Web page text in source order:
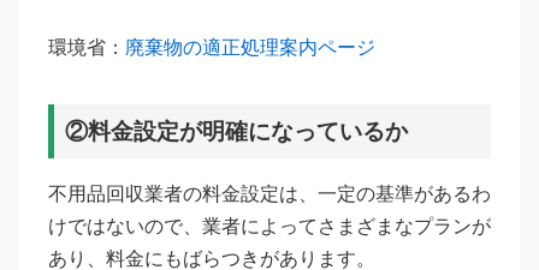
環境省： 廃棄物の適正処理案内ページ
②料金設定が明確になっているか
不用品回収業者の料金設定は、一定の基準があるわ
けではないので、業者によってさまざまなプランが
あり、料金にもばらつきがあります。